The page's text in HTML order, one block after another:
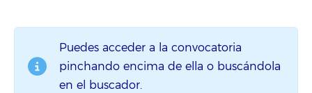
Puedes acceder a la convocatoria
pinchando encima de ella o buscándola
en el buscador.